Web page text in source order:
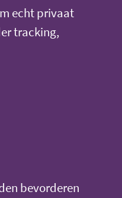
echt privaat
tracking,
bevorderen